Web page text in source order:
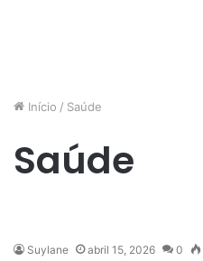
Início / Saúde
Saúde
Suylane abril 15, 2026 0